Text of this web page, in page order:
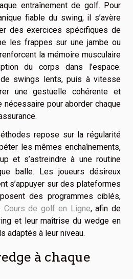
entraînement de golf. Pour
fiable du swing, il s’avère
des exercices spécifiques de
les frappes sur une jambe ou
la mémoire musculaire
du corps dans l’espace.
swings lents, puis à vitesse
une gestuelle cohérente et
nécessaire pour aborder chaque
repose sur la régularité
les mêmes enchaînements,
et s’astreindre à une routine
balle. Les joueurs désireux
s’appuyer sur des plateformes
des programmes ciblés,
Cours de golf en Ligne, afin de
et leur maîtrise du wedge en
adaptés à leur niveau.
à chaque